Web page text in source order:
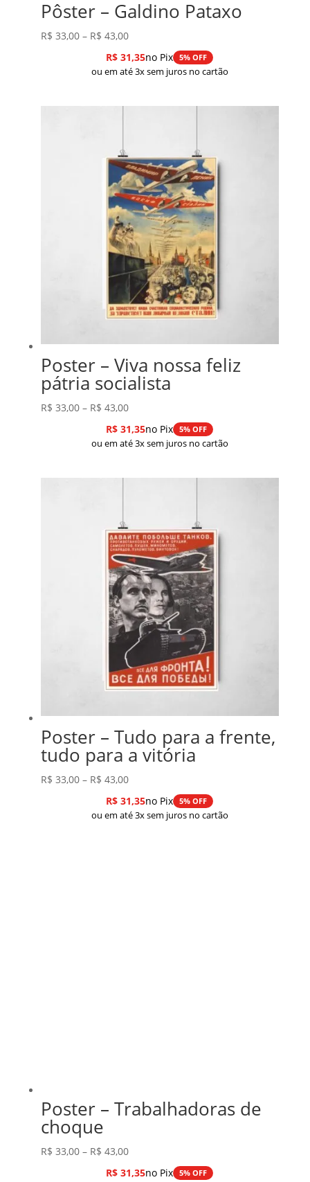
Pôster – Galdino Pataxo
R$ 33,00 – R$ 43,00Faixa
de
preço:
R$ 31,35no Pix 5% OFF
ou em até 3x sem juros no cartão
Poster – Viva nossa feliz
pátria socialista
R$ 33,00 – R$ 43,00Faixa
de
preço:
R$ 31,35no Pix 5% OFF
ou em até 3x sem juros no cartão
Poster – Tudo para a frente,
tudo para a vitória
R$ 33,00 – R$ 43,00Faixa
de
preço:
R$ 31,35no Pix 5% OFF
ou em até 3x sem juros no cartão
Poster – Trabalhadoras de
choque
R$ 33,00 – R$ 43,00Faixa
de
R$ 31,35no Pix 5% OFF